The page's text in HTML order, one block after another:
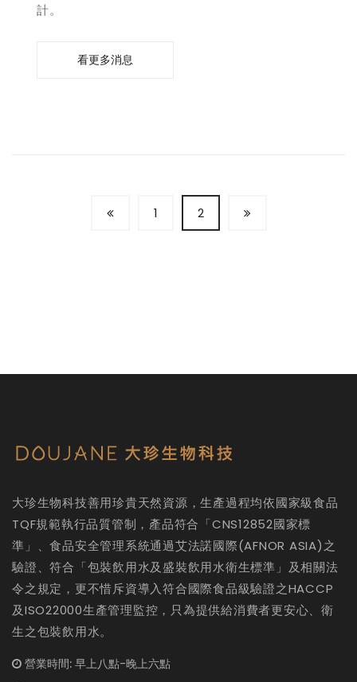
計。
看更多消息
1 2
大珍生物科技善用珍貴天然資源，生產過程均依國家級食品
TQF規範執行品質管制，產品符合「CNS12852國家標
準」、食品安全管理系統通過艾法諾國際(AFNOR ASIA)之
驗證、符合「包裝飲用水及盛裝飲用水衛生標準」及相關法
令之規定，更不惜斥資導入符合國際食品級驗證之HACCP
及ISO22000生產管理監控，只為提供給消費者更安心、衛
生之包裝飲用水。
營業時間: 早上八點-晚上六點